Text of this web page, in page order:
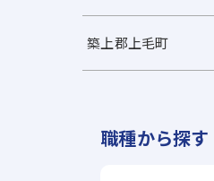
築上郡上毛町
職種から探す